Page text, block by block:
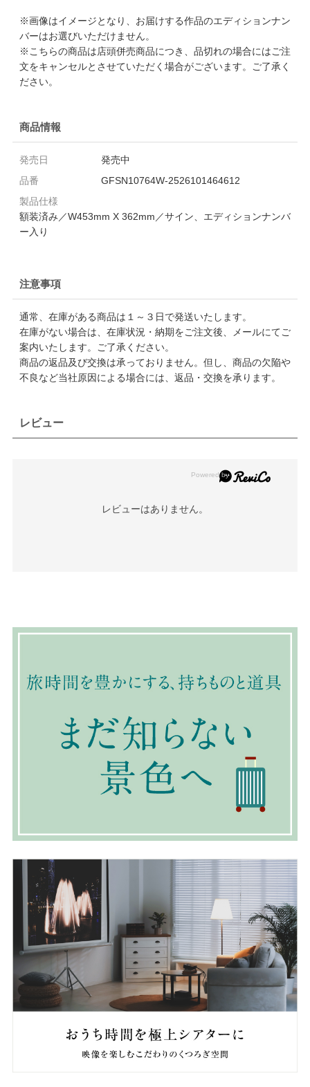
※画像はイメージとなり、お届けする作品のエディションナン
バーはお選びいただけません。
※こちらの商品は店頭併売商品につき、品切れの場合にはご注
文をキャンセルとさせていただく場合がございます。ご了承く
ださい。
商品情報
発売日
発売中
品番
GFSN10764W-2526101464612
製品仕様
額装済み／W453mm X 362mm／サイン、エディションナンバ
ー入り
注意事項
通常、在庫がある商品は１～３日で発送いたします。
在庫がない場合は、在庫状況・納期をご注文後、メールにてご
案内いたします。ご了承ください。
商品の返品及び交換は承っておりません。但し、商品の欠陥や
不良など当社原因による場合には、返品・交換を承ります。
レビュー
レビューはありません。